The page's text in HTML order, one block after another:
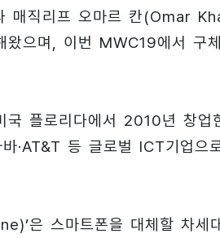
매직리프 오마르 칸(Omar
왔으며, 이번 MWC19에서 구
국 플로리다에서 2010년 창업
·AT&T 등 글로벌 ICT기업으
은 스마트폰을 대체할 차세